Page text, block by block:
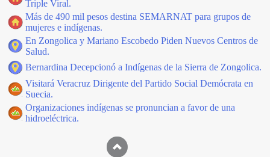
Triple Viral.
Más de 490 mil pesos destina SEMARNAT para grupos de
mujeres e indígenas.
En Zongolica y Mariano Escobedo Piden Nuevos Centros de
Salud.
Bernardina Decepcionó a Indígenas de la Sierra de Zongolica.
Visitará Veracruz Dirigente del Partido Social Demócrata en
Suecia.
Organizaciones indígenas se pronuncian a favor de una
hidroeléctrica.